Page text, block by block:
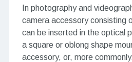
In photography and
camera accessory consisting
can be inserted in the optical
a square or oblong shape
accessory, or, more